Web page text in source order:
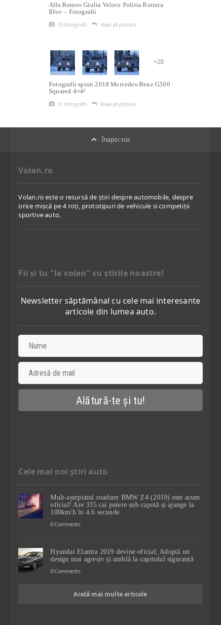
Alfa Romeo Giulia Veloce Politia Rutiera
Ilfov – Fotografii
10 fotografii
View all photos
+28
Fotografii spion 2018 Mercedes-Benz G500
Squared 4×4²
31 fotografii
View all photos
Înapoi sus
Volan.ro
Volan.ro este o resursă de știri despre automobile, despre
orice mișcă pe 4 roți, prototipuri de vehicule si competiții
sportive auto.
Fii şi tu "la volan" cu ştirile noastre!
Newsletter săptămânal cu cele mai interesante
articole din lumea auto.
Cele mai noi știri auto
Mult-așteptatul roadster BMW Z4 (2019) este acum
oficial! Are 335 cai putere sub capotă și ajunge la
100km/h în 4.6 secunde
0 Comments
Hyundai Elantra 2019 devine oficial; Adoptă un
design mai agresiv și umblă la capitolul siguranță
0 Comments
Arată mai multe articole